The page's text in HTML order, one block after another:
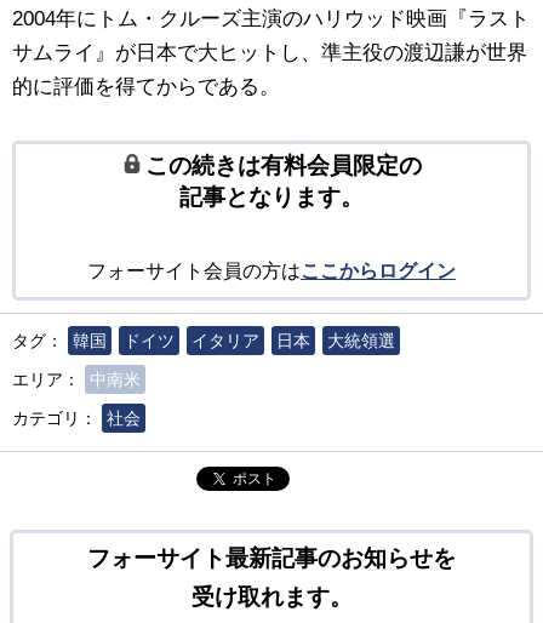
2004年にトム・クルーズ主演のハリウッド映画『ラスト
サムライ』が日本で大ヒットし、準主役の渡辺謙が世界
的に評価を得てからである。
この続きは有料会員限定の
記事となります。
フォーサイト会員の方はここからログイン
タグ： 韓国 ドイツ イタリア 日本
大統領選
エリア：
中南米
カテゴリ：
社会
ポスト
フォーサイト最新記事のお知らせを
受け取れます。